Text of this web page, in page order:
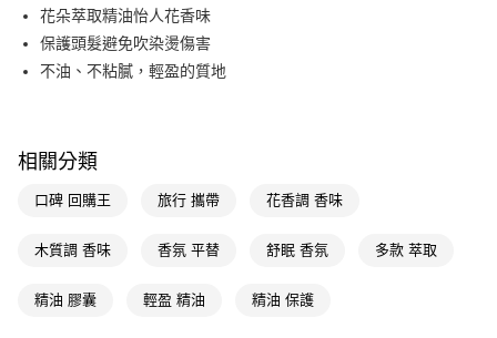
LINE Pay
Apple Pay
Google Pay
相關說明
便利好安心！
花朵萃取精油怡人花香味
保護頭髮避免吹染燙傷害
不油、不粘膩，輕盈的質地
相關分類
口碑 回購王 旅行 攜帶 花香調 香味
木質調 香味 香氛 平替 舒眠 香氛 多款 萃取
精油 膠囊 輕盈 精油 精油 保護